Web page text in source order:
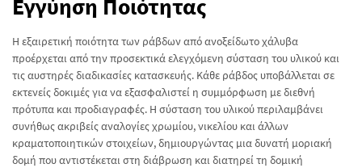
Εγγύηση Ποιότητας
Η εξαιρετική ποιότητα των ράβδων από ανοξείδωτο χάλυβα
προέρχεται από την προσεκτικά ελεγχόμενη σύσταση του υλικού και
τις αυστηρές διαδικασίες κατασκευής. Κάθε ράβδος υποβάλλεται σε
εκτενείς δοκιμές για να εξασφαλιστεί η συμμόρφωση με διεθνή
πρότυπα και προδιαγραφές. Η σύσταση του υλικού περιλαμβάνει
συνήθως ακριβείς αναλογίες χρωμίου, νικελίου και άλλων
κραματοποιητικών στοιχείων, δημιουργώντας μια δυνατή μοριακή
δομή που αντιστέκεται στη διάβρωση και διατηρεί τη δομική